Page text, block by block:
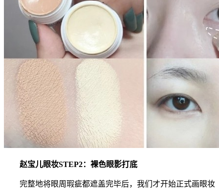
赵宝儿眼妆STEP2：裸色眼影打底
完整地将眼周瑕疵都遮盖完毕后，我们才开始正式画眼妆